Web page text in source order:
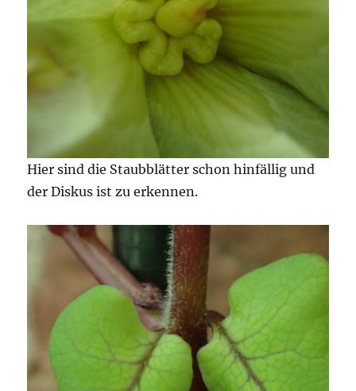
Hier sind die Staubblätter schon hinfällig und
der Diskus ist zu erkennen.